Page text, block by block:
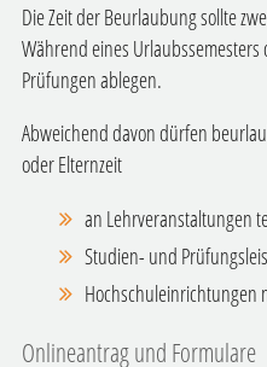
Die Zeit der Beurlaubung sollte
Während eines
Prüfungen ablegen.
Abweichend davon dürfen
oder Elternzeit
an Lehrveranstaltungen
Studien- und
Hochschuleinrichtungen
Onlineantrag und Formulare